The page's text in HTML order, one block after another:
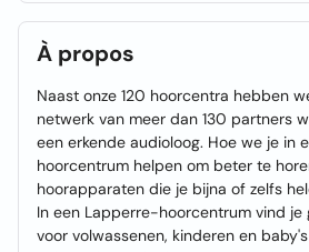
À propos
Naast onze 120 hoorcentra hebben
netwerk van meer dan 130 partners
een erkende audioloog. Hoe we je in
hoorcentrum helpen om beter te
hoorapparaten die je bijna of zelfs
In een Lapperre-hoorcentrum vind je
voor volwassenen, kinderen en